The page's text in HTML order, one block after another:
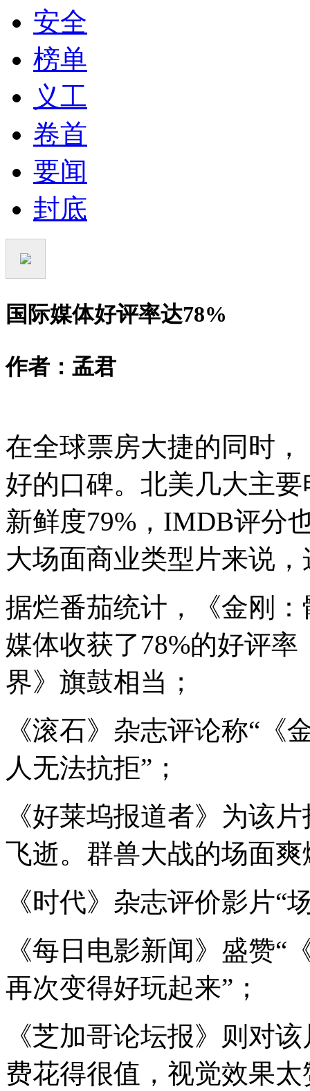
安全
榜单
义工
卷首
要闻
封底
国际媒体好评率达78%
作者：孟君
在全球票房大捷的同时
好的口碑。北美几大主
新鲜度79%，IMDB评分
大场面商业类型片来说
据烂番茄统计，《金刚
媒体收获了78%的好评
界》旗鼓相当；
《滚石》杂志评论称“ 《
人无法抗拒” ；
《好莱坞报道者》为该
飞逝。群兽大战的场面爽
《时代》杂志评价影片“
《每日电影新闻》盛赞“
再次变得好玩起来” ；
《芝加哥论坛报》则对
费花得很值，视觉效果太